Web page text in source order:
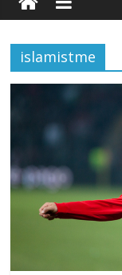
islamistme